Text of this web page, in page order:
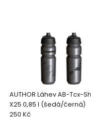
AUTHOR Láhev AB-Tcx-
X25 0,85 l (šedá/černá)
250 Kč